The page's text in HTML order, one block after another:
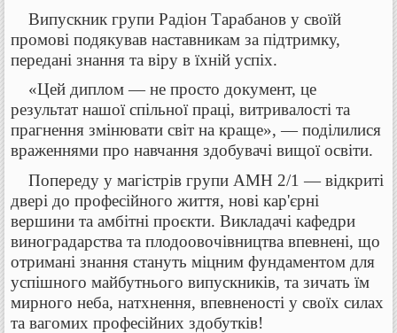
Випускник групи Радіон Тарабанов у своїй
промові подякував наставникам за підтримку,
передані знання та віру в їхній успіх.
«Цей диплом — не просто документ, це
результат нашої спільної праці, витривалості та
прагнення змінювати світ на краще», — поділилися
враженнями про навчання здобувачі вищої освіти.
Попереду у магістрів групи АМН 2/1 — відкриті
двері до професійного життя, нові кар'єрні
вершини та амбітні проєкти. Викладачі кафедри
виноградарства та плодоовочівництва впевнені, що
отримані знання стануть міцним фундаментом для
успішного майбутнього випускників, та зичать їм
мирного неба, натхнення, впевненості у своїх силах
та вагомих професійних здобутків!